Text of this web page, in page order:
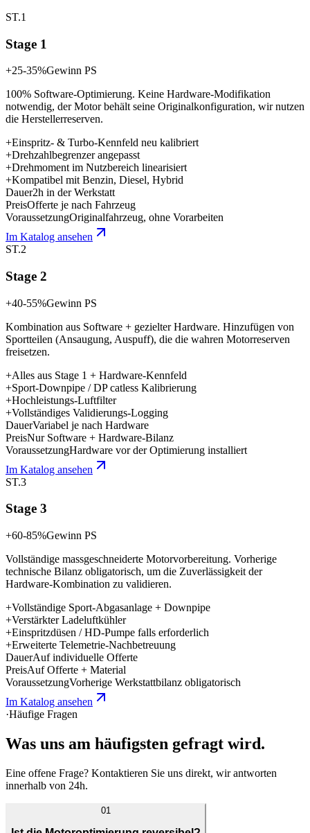
ST.1
Stage 1
+25-35%Gewinn PS
100% Software-Optimierung. Keine Hardware-Modifikation
notwendig, der Motor behält seine Originalkonfiguration, wir nutzen
die Herstellerreserven.
+Einspritz- & Turbo-Kennfeld neu kalibriert
+Drehzahlbegrenzer angepasst
+Drehmoment im Nutzbereich linearisiert
+Kompatibel mit Benzin, Diesel, Hybrid
Dauer2h in der Werkstatt
PreisOfferte je nach Fahrzeug
VoraussetzungOriginalfahrzeug, ohne Vorarbeiten
Im Katalog ansehen
ST.2
Stage 2
+40-55%Gewinn PS
Kombination aus Software + gezielter Hardware. Hinzufügen von
Sportteilen (Ansaugung, Auspuff), die die wahren Motorreserven
freisetzen.
+Alles aus Stage 1 + Hardware-Kennfeld
+Sport-Downpipe / DP catless Kalibrierung
+Hochleistungs-Luftfilter
+Vollständiges Validierungs-Logging
DauerVariabel je nach Hardware
PreisNur Software + Hardware-Bilanz
VoraussetzungHardware vor der Optimierung installiert
Im Katalog ansehen
ST.3
Stage 3
+60-85%Gewinn PS
Vollständige massgeschneiderte Motorvorbereitung. Vorherige
technische Bilanz obligatorisch, um die Zuverlässigkeit der
Hardware-Kombination zu validieren.
+Vollständige Sport-Abgasanlage + Downpipe
+Verstärkter Ladeluftkühler
+Einspritzdüsen / HD-Pumpe falls erforderlich
+Erweiterte Telemetrie-Nachbetreuung
DauerAuf individuelle Offerte
PreisAuf Offerte + Material
VoraussetzungVorherige Werkstattbilanz obligatorisch
Im Katalog ansehen
·Häufige Fragen
Was uns am häufigsten gefragt wird.
Eine offene Frage? Kontaktieren Sie uns direkt, wir antworten
innerhalb von 24h.
01